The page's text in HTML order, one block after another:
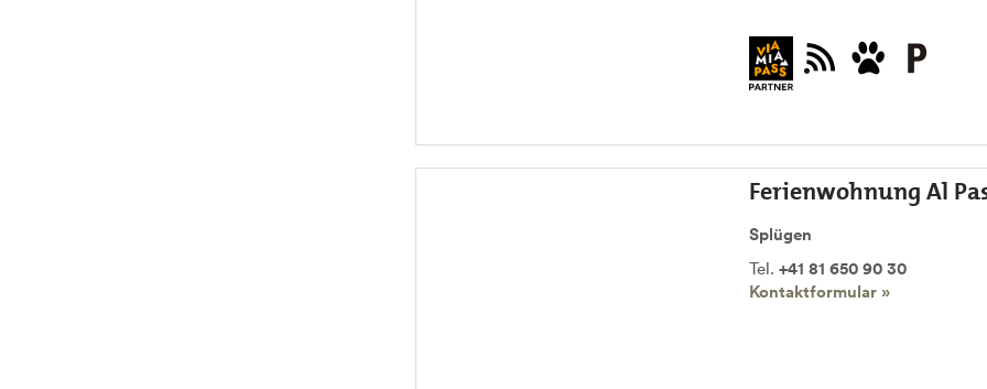
Ferienwohnung Al
Splügen
Tel. +41 81 650 90 30
Kontaktformular »